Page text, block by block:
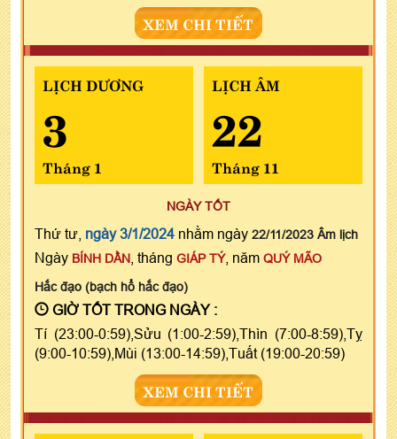
XEM CHI TIẾT
LỊCH DƯƠNG
3
Tháng 1
LỊCH ÂM
22
Tháng 11
NGÀY TỐT
Thứ tư, ngày 3/1/2024 nhằm ngày 22/11/2023 Âm lịch
Ngày BÍNH DẦN , tháng GIÁP TÝ, năm QUÝ MÃO
Hắc đạo (bạch hổ hắc đạo)
GIỜ TỐT TRONG NGÀY :
Tí (23:00-0:59),Sửu (1:00-2:59),Thìn (7:00-8:59),Tỵ
(9:00-10:59),Mùi (13:00-14:59),Tuất (19:00-20:59)
XEM CHI TIẾT